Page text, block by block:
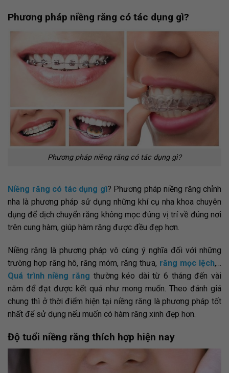
Phương pháp niềng răng có tác dụng gì?
Phương pháp niềng răng có tác dụng gì?
Niềng răng có tác dụng gì? Phương pháp niềng răng chỉnh
nha là phương pháp sử dụng những khí cụ nha khoa chuyên
dụng để dịch chuyển răng không mọc đúng vị trí về đúng nơi
trên cung hàm, giúp hàm răng được đều đẹp hơn.
Niềng răng là phương pháp vô cùng ý nghĩa đối với những
trường hợp răng hô, răng móm, răng thưa, răng mọc lệch,…
Quá trình niềng răng thường kéo dài từ 6 tháng đến vài
năm để đạt được kết quả như mong muốn. Theo đánh giá
chung thì ở thời điểm hiện tại niềng răng là phương pháp tốt
nhất để sử dụng nếu muốn có hàm răng xinh đẹp hơn.
Độ tuổi niềng răng thích hợp hiện nay